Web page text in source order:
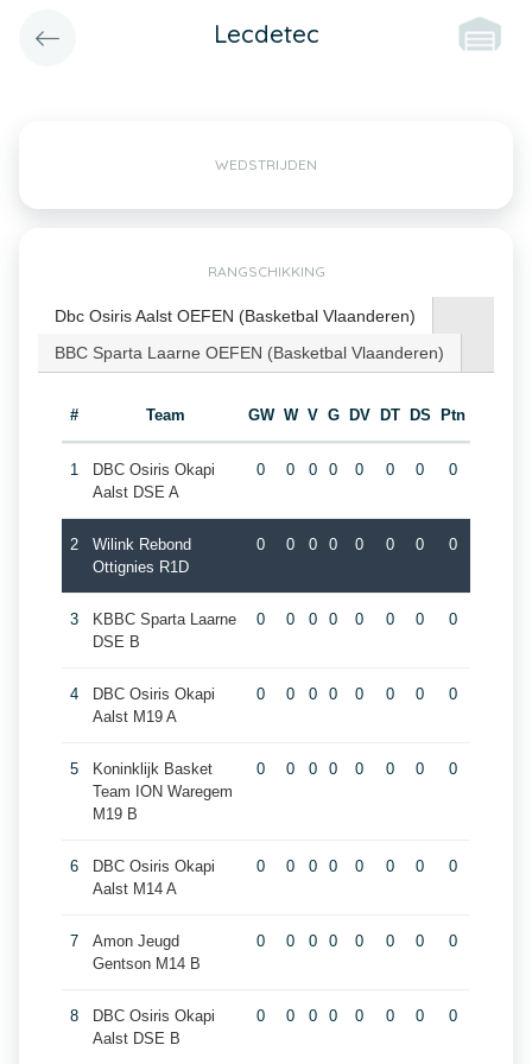
Lecdetec
WEDSTRIJDEN
RANGSCHIKKING
Dbc Osiris Aalst OEFEN (Basketbal Vlaanderen)
BBC Sparta Laarne OEFEN (Basketbal Vlaanderen)
# Team GW W V G DV DT DS Ptn
1
DBC Osiris Okapi
Aalst DSE A
0 0 0 0 0 0 0 0
2
Wilink Rebond
Ottignies R1D
0 0 0 0 0 0 0 0
3
KBBC Sparta Laarne
DSE B
0 0 0 0 0 0 0 0
4
DBC Osiris Okapi
Aalst M19 A
0 0 0 0 0 0 0 0
5
Koninklijk Basket
Team ION Waregem
M19 B
0 0 0 0 0 0 0 0
6
DBC Osiris Okapi
Aalst M14 A
0 0 0 0 0 0 0 0
7
Amon Jeugd
Gentson M14 B
0 0 0 0 0 0 0 0
8
DBC Osiris Okapi
Aalst DSE B
0 0 0 0 0 0 0 0